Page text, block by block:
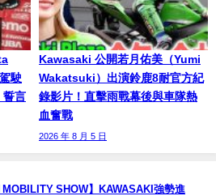
駛
誓言
Kawasaki 公開若月佑美（Yumi
Wakatsuki）出演鈴鹿8耐官方紀
錄影片！直擊雨戰幕後與車隊熱
血奮戰
2026 年 8 月 5 日
MOBILITY SHOW】KAWASAKI強勢進